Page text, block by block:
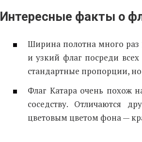
Интересные факты о
Ширина полотна много раз
и узкий флаг посреди всех
стандартные пропорции,
Флаг Катара очень похож
соседству. Отличаются
цветовым цветом фона —